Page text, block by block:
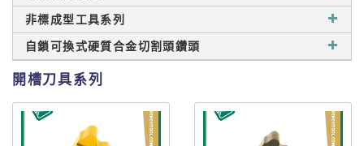
非標成型工具系列
自鎖可換式硬質合金切割頭鑽頭
開槽刀具系列